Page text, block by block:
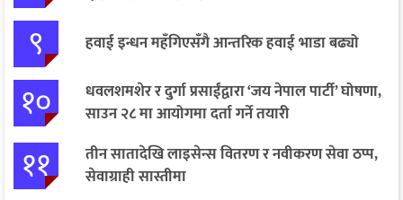
९ हवाई इन्धन महँगिएसँगै आन्तरिक हवाई भाडा बढ्यो
१०
धवलशमशेर र दुर्गा प्रसाईंद्वारा ‘जय नेपाल पार्टी’ घोषणा,
साउन २८ मा आयोगमा दर्ता गर्ने तयारी
११
तीन सातादेखि लाइसेन्स वितरण र नवीकरण सेवा ठप्प,
सेवाग्राही सास्तीमा